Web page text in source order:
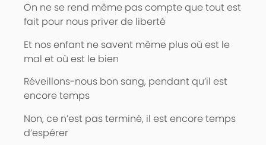
On ne se rend même pas compte que tout est
fait pour nous priver de liberté
Et nos enfant ne savent même plus où est le
mal et où est le bien
Réveillons-nous bon sang, pendant qu’il est
encore temps
Non, ce n’est pas terminé, il est encore temps
d’espérer